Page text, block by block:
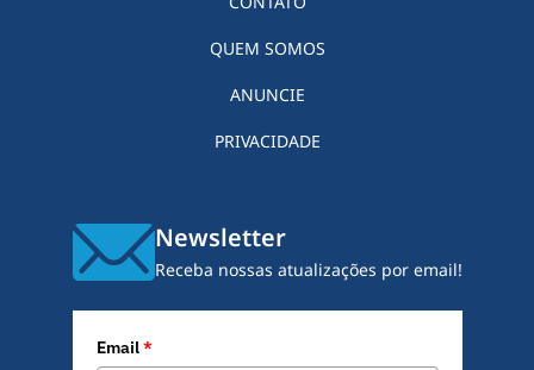
QUEM SOMOS
ANUNCIE
PRIVACIDADE
Newsletter
Receba nossas atualizações por email!
Email*